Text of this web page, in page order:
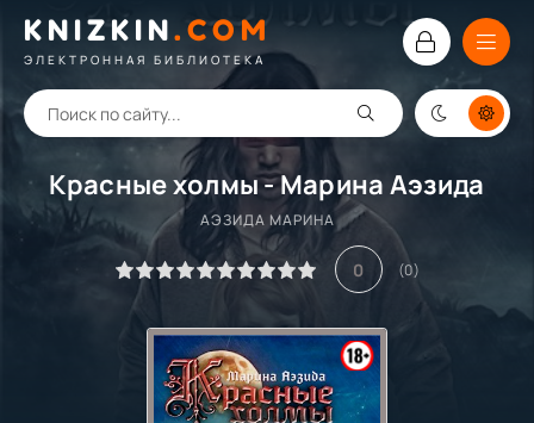
KNIZKIN.COM
ЭЛЕКТРОННАЯ БИБЛИОТЕКА
Красные холмы - Марина Аэзида
АЭЗИДА МАРИНА
0 (0)